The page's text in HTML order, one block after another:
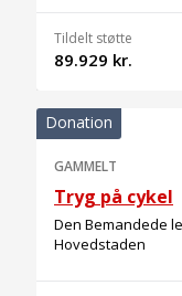
Tildelt støtte
89.929 kr.
Donation
GAMMELT
Tryg på cykel
Den Bemandede
Hovedstaden